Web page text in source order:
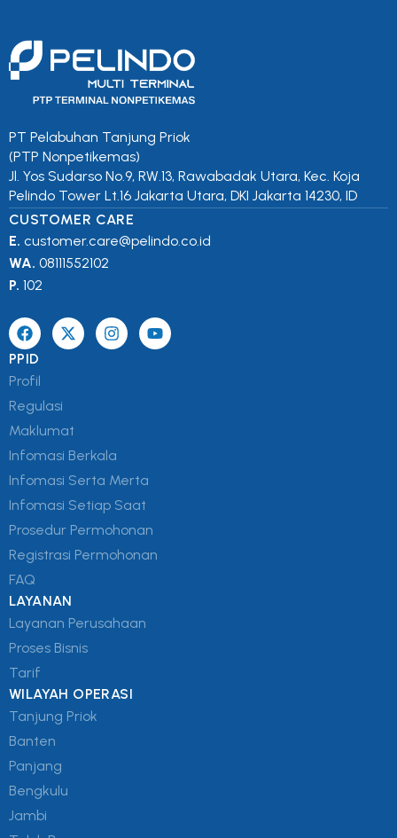
PT Pelabuhan Tanjung Priok
(PTP Nonpetikemas)
Jl. Yos Sudarso No.9, RW.13, Rawabadak Utara, Kec. Koja
Pelindo Tower Lt.16 Jakarta Utara, DKI Jakarta 14230, ID
CUSTOMER CARE
E. customer.care@pelindo.co.id
WA. 08111552102
P. 102
PPID
Profil
Regulasi
Maklumat
Infomasi Berkala
Infomasi Serta Merta
Infomasi Setiap Saat
Prosedur Permohonan
Registrasi Permohonan
FAQ
LAYANAN
Layanan Perusahaan
Proses Bisnis
Tarif
WILAYAH OPERASI
Tanjung Priok
Banten
Panjang
Bengkulu
Jambi